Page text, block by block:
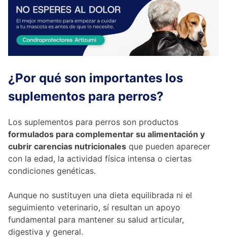
¿Por qué son importantes los
suplementos para perros?
Los suplementos para perros son productos
formulados para complementar su alimentación y
cubrir carencias nutricionales que pueden aparecer
con la edad, la actividad física intensa o ciertas
condiciones genéticas.
Aunque no sustituyen una dieta equilibrada ni el
seguimiento veterinario, sí resultan un apoyo
fundamental para mantener su salud articular,
digestiva y general.